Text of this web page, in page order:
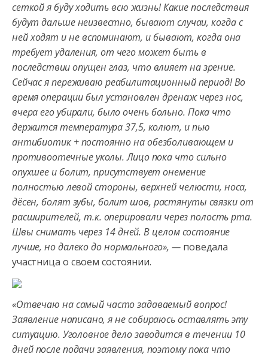
сеткой я буду ходить всю жизнь! Какие последствия
будут дальше неизвестно, бывают случаи, когда с
ней ходят и не вспоминают, и бывают, когда она
требует удаления, от чего может быть в
последствии опущен глаз, что влияет на зрение.
Сейчас я переживаю реабилитационный период! Во
время операции был установлен дренаж через нос,
вчера его убирали, было очень больно. Пока что
держится температура 37,5, колют, и пью
антибиотик + постоянно на обезболивающем и
противоотечные уколы. Лицо пока что сильно
опухшее и болит, присутствует онемение
полностью левой стороны, верхней челюсти, носа,
дёсен, болят зубы, болит шов, растянуты связки от
расширителей, т.к. оперировали через полость рта.
Швы снимать через 14 дней. В целом состояние
лучше, но далеко до нормального», — поведала
участница о своем состоянии.
«Отвечаю на самый часто задаваемый вопрос!
Заявление написано, я не собираюсь оставлять эту
ситуацию. Уголовное дело заводится в течении 10
дней после подачи заявления, поэтому пока что